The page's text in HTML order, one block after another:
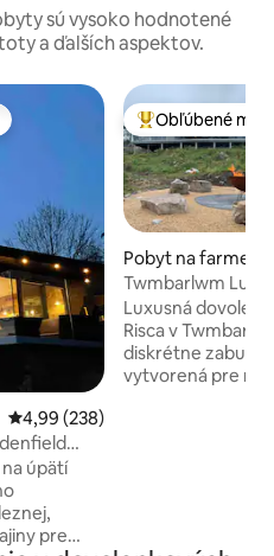
sú vysoko hodnotené
a ďalších aspektov.
Priemerné ohodnotenie 4,99 z
4,99 (238)
úpätí
pre
Najobľúbenejšie
Obľúbené
Pobyt na farme v
ca
Twmbarlwm
Lodge
Luxusná
Risca v
diskrétne
vytvorená pre